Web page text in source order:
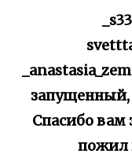
запущенный,
Спасибо вам
пожил